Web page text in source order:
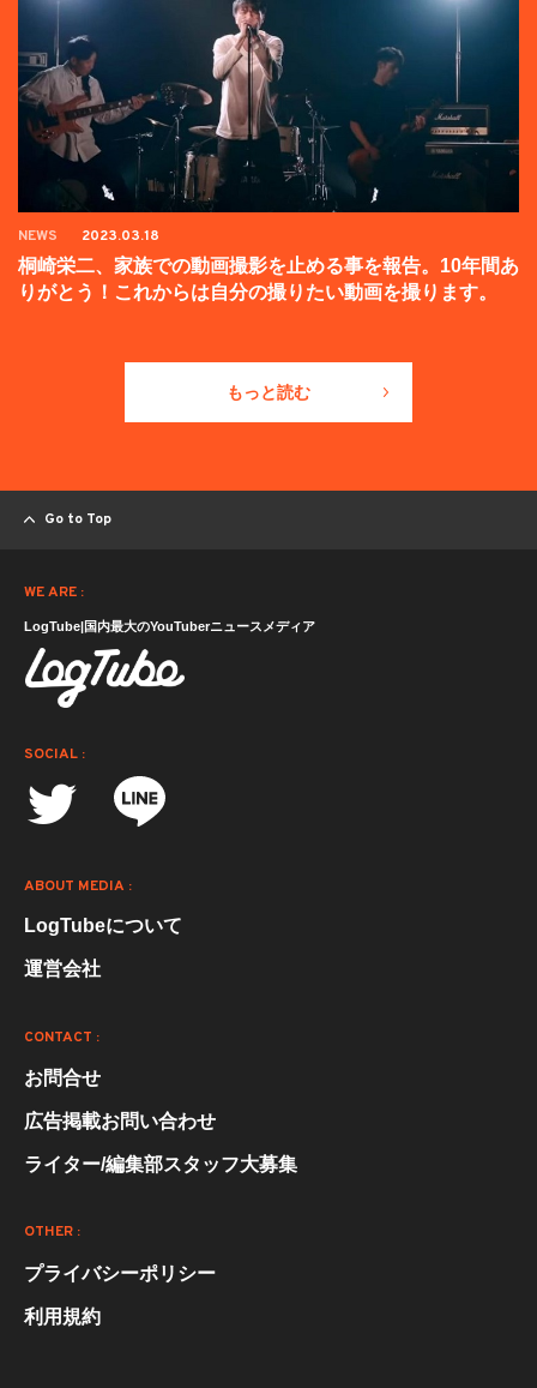
NEWS 2023.03.18
桐崎栄二、家族での動画撮影を止める事を報告。10年間あ
りがとう！これからは自分の撮りたい動画を撮ります。
もっと読む
Go to Top
WE ARE :
LogTube|国内最大のYouTuberニュースメディア
SOCIAL :
ABOUT MEDIA :
LogTubeについて
運営会社
CONTACT :
お問合せ
広告掲載お問い合わせ
ライター/編集部スタッフ大募集
OTHER :
プライバシーポリシー
利用規約